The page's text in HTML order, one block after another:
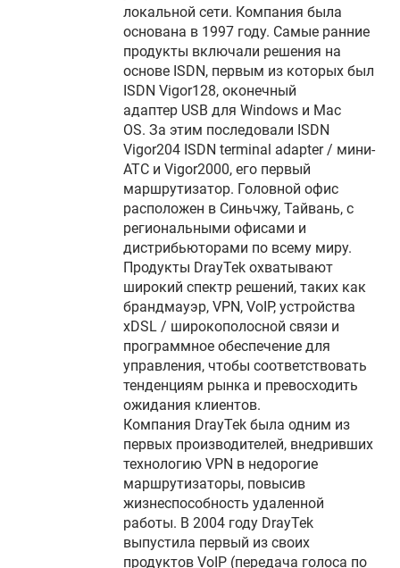
локальной сети. Компания была
основана в 1997 году. Самые ранние
продукты включали решения на
основе ISDN, первым из которых был
ISDN Vigor128, оконечный
адаптер USB для Windows и Mac
OS. За этим последовали ISDN
Vigor204 ISDN terminal adapter / мини-
АТС и Vigor2000, его первый
маршрутизатор. Головной офис
расположен в Синьчжу, Тайвань, с
региональными офисами и
дистрибьюторами по всему миру.
Продукты DrayTek охватывают
широкий спектр решений, таких как
брандмауэр, VPN, VoIP, устройства
xDSL / широкополосной связи и
программное обеспечение для
управления, чтобы соответствовать
тенденциям рынка и превосходить
ожидания клиентов.
Компания DrayTek была одним из
первых производителей, внедривших
технологию VPN в недорогие
маршрутизаторы, повысив
жизнеспособность удаленной
работы. В 2004 году DrayTek
выпустила первый из своих
продуктов VoIP (передача голоса по